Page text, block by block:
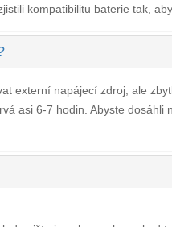
kompatibilitu baterie tak,
externí napájecí zdroj, ale
asi 6-7 hodin. Abyste dosáhli